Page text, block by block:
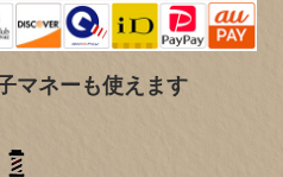
マネーも使えます